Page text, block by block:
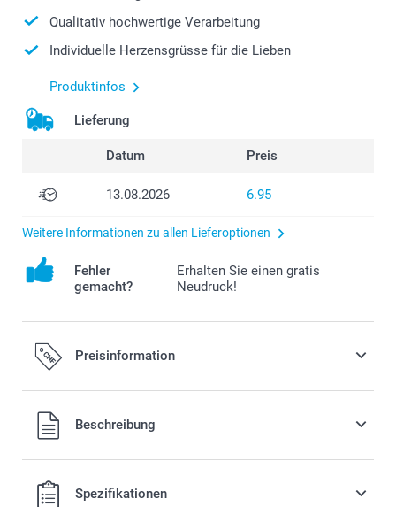
Qualitativ hochwertige Verarbeitung
Individuelle Herzensgrüsse für die Lieben
Produktinfos
Lieferung
Datum Preis
13.08.2026 6.95
Weitere Informationen zu allen Lieferoptionen
Fehler
gemacht?
Erhalten Sie einen gratis
Neudruck!
Preisinformation
Alle Preise verstehen sich in Schweizer Franken (CHF) inkl.
MwSt. und zzgl. Versandkosten.
Beschreibung
Spezifikationen